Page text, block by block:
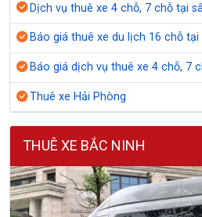
Dịch vụ thuê xe 4 chỗ, 7 chỗ tại
Báo giá thuê xe du lịch 16 chỗ tại
Báo giá dịch vụ thuê xe 4 chỗ, 7
Thuê xe Hải Phòng
THUÊ XE BẮC NINH